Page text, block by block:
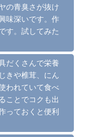
の青臭さが抜け
味深いです。作
す。試してみた
だくさんで栄養
きや椎茸、にん
われていて食べ
ことでコクも出
っておくと便利